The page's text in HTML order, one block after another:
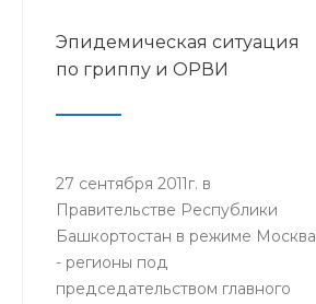
Эпидемическая ситуация
по гриппу и ОРВИ
27 сентября 2011г. в
Правительстве Республики
Башкортостан в режиме Москва
- регионы под
председательством главного